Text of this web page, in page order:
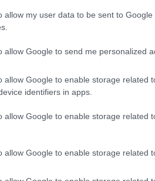
allow my user data to be sent to
allow Google to send me personalized
allow Google to enable storage related
identifiers in apps.
allow Google to enable storage related
allow Google to enable storage related